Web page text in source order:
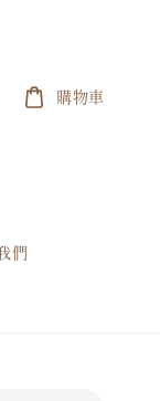
們
購物車